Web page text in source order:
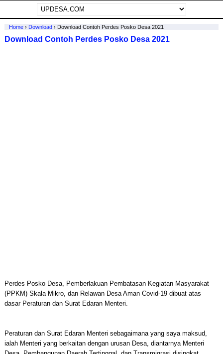
Home› Download› Download Contoh Perdes Posko Desa 2021
Download Contoh Perdes Posko Desa 2021
Perdes Posko Desa, Pemberlakuan Pembatasan Kegiatan Masyarakat
(PPKM) Skala Mikro, dan Relawan Desa Aman Covid-19 dibuat atas
dasar Peraturan dan Surat Edaran Menteri.
Peraturan dan Surat Edaran Menteri sebagaimana yang saya maksud,
ialah Menteri yang berkaitan dengan urusan Desa, diantarnya Menteri